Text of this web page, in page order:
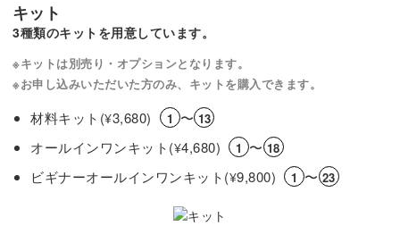
キット
3種類のキットを用意しています。
※キットは別売り・オプションとなります。
※お申し込みいただいた方のみ、キットを購入できます。
材料キット(¥3,680) 1 〜 13
オールインワンキット(¥4,680) 1 〜 18
ビギナーオールインワンキット(¥9,800) 1 〜 23